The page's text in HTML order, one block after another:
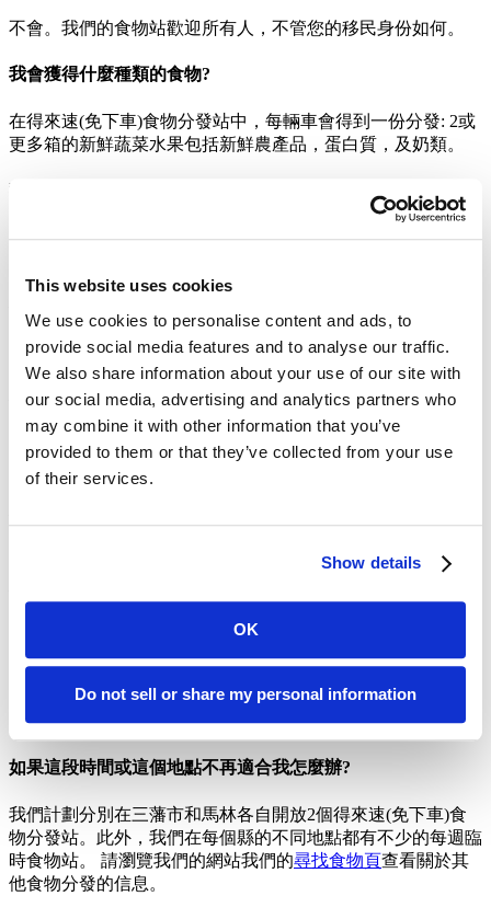
This website uses cookies
We use cookies to personalise content and ads, to
provide social media features and to analyse our traffic.
We also share information about your use of our site with
our social media, advertising and analytics partners who
may combine it with other information that you’ve
provided to them or that they’ve collected from your use
of their services.
Show details
OK
Do not sell or share my personal information
不會。我們的食物站歡迎所有人，不管您的移民身份如何。
我會獲得什麼種類的食物?
在得來速(免下車)食物分發站中，每輛車會得到一份分發: 2或
更多箱的新鮮蔬菜水果包括新鮮農產品，蛋白質，及奶類。
我會獲得多少份量的食物?
平均在得來速(免下車)食物分發站的參與者將會收到超過40磅
不幸的是，我們只能為每輛車提供一份分發。
我可否請別人幫我取我的食物?
可以，只要他們已成功登記並只為您一人取食物。每輛車只可
取一份分發。
我們知道現在對於很多鄰舍來說是一個艱難的時刻，我們請求
他需要的人。
這些得來速(免下車)食物分發站會開放多長時間?
我們將會盡可能持續提供得來速(免下車)食物分發站。我們估
計這計劃會持續到十一月份。
如果這段時間或這個地點不再適合我怎麼辦?
我們計劃分別在三藩市和馬林各自開放2個得來速(免下車)食
物分發站。此外，我們在每個縣的不同地點都有不少的每週臨
時食物站。 請瀏覽我們的網站我們的尋找食物頁查看關於其
他食物分發的信息。